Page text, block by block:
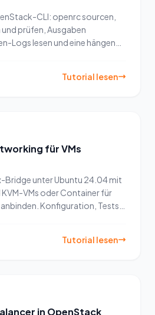
CLI: openrc sourcen,
prüfen, Ausgaben
Logs lesen und eine hängende
Tutorial lesen
für VMs
Bridge unter Ubuntu 24.04 mit
VMs oder Container für
Konfiguration, Tests
Tutorial lesen
in OpenStack